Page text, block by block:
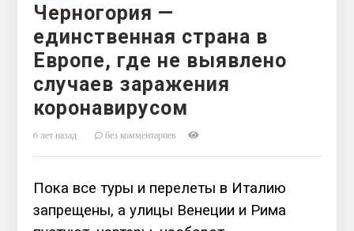
Черногория —
единственная страна в
Европе, где не выявлено
случаев заражения
коронавирусом
6 лет назад без комментариев
Пока все туры и перелеты в Италию
запрещены, а улицы Венеции и Рима